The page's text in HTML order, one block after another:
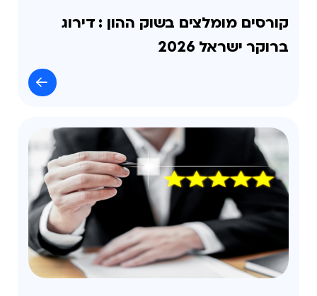
קורסים מומלצים בשוק ההון : דירוג
ברוקר ישראל 2026